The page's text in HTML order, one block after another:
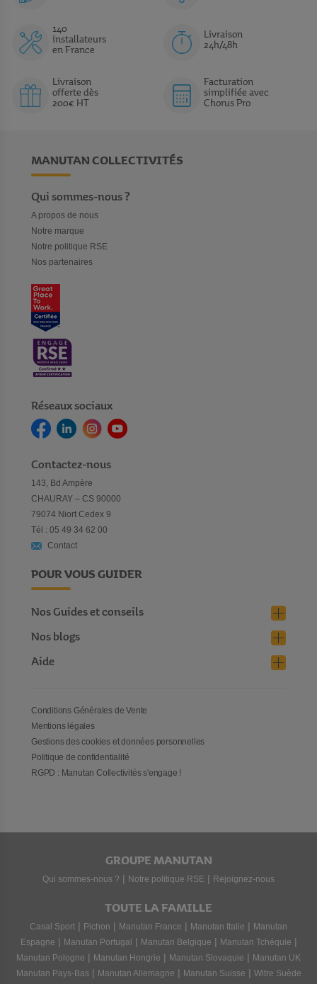
140
installateurs
en France
Livraison
24h/48h
Livraison
offerte dès
200€ HT
Facturation
simplifiée avec
Chorus Pro
MANUTAN COLLECTIVITÉS
Qui sommes-nous ?
A propos de nous
Notre marque
Notre politique RSE
Nos partenaires
Réseaux sociaux
Contactez-nous
143, Bd Ampère
CHAURAY – CS 90000
79074 Niort Cedex 9
Tél : 05 49 34 62 00
Contact
POUR VOUS GUIDER
Nos Guides et conseils
Nos blogs
Aide
Conditions Générales de Vente
Mentions légales
Gestions des cookies et données personnelles
Politique de confidentialité
RGPD : Manutan Collectivités s'engage !
GROUPE MANUTAN
Qui sommes-nous ? | Notre politique RSE | Rejoignez-nous
TOUTE LA FAMILLE
Casal Sport | Pichon | Manutan France | Manutan Italie | Manutan
Espagne | Manutan Portugal | Manutan Belgique | Manutan Tchéquie |
Manutan Pologne | Manutan Hongrie | Manutan Slovaquie | Manutan UK
Manutan Pays-Bas | Manutan Allemagne | Manutan Suisse | Witre Suède